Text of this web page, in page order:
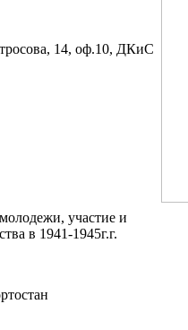
14, оф.10, ДКиС
участие и
в 1941-1945г.г.